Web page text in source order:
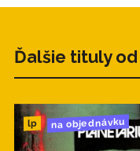
Ďalšie tituly od
lp na objednávku